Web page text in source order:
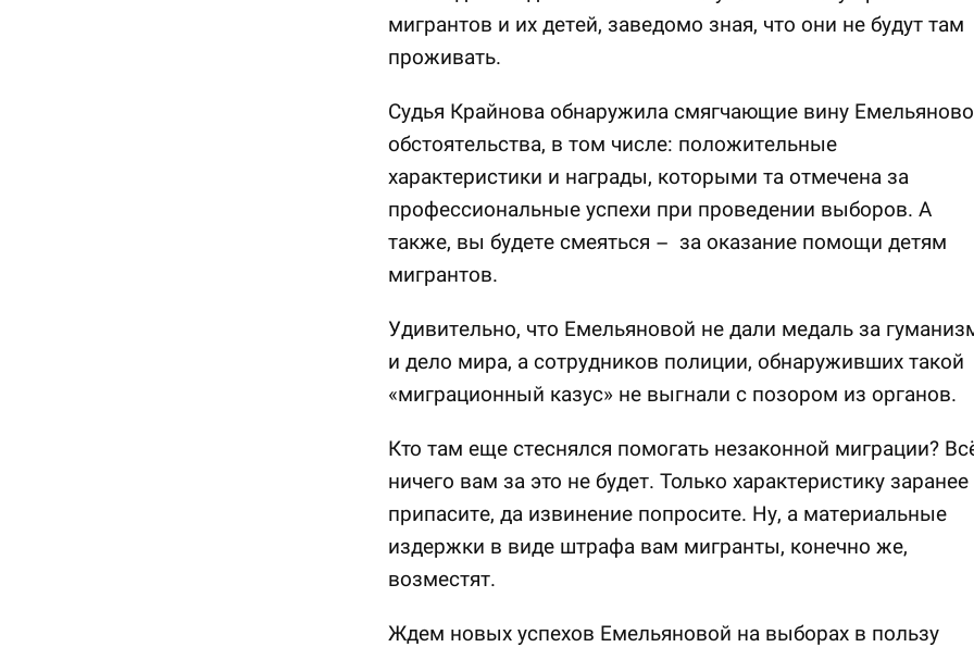
мигрантов и их детей, заведомо зная, что они не будут там
проживать.
Судья Крайнова обнаружила смягчающие вину
обстоятельства, в том числе: положительные
характеристики и награды, которыми та отмечена за
профессиональные успехи при проведении выборов. А
также, вы будете смеяться – за оказание помощи детям
мигрантов.
Удивительно, что Емельяновой не дали медаль за
и дело мира, а сотрудников полиции, обнаруживших такой
«миграционный казус» не выгнали с позором из органов.
Кто там еще стеснялся помогать незаконной миграции?
ничего вам за это не будет. Только характеристику заранее
припасите, да извинение попросите. Ну, а материальные
издержки в виде штрафа вам мигранты, конечно же,
возместят.
Ждем новых успехов Емельяновой на выборах в пользу